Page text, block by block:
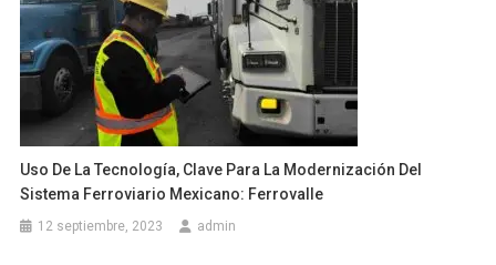
Uso De La Tecnología, Clave Para La Modernización Del
Sistema Ferroviario Mexicano: Ferrovalle
12 septiembre, 2023 admin